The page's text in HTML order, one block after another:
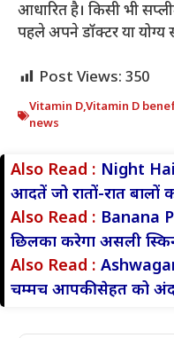
आधारित है। किसी भी
पहले अपने डॉक्टर या योग्य
Post Views: 350
Vitamin D,Vitamin D
news
Also Read : Night
आदतें जो रातों-रात बालों
Also Read : Banana
छिलका करेगा असली
Also Read :
चम्मच आपकी सेहत को